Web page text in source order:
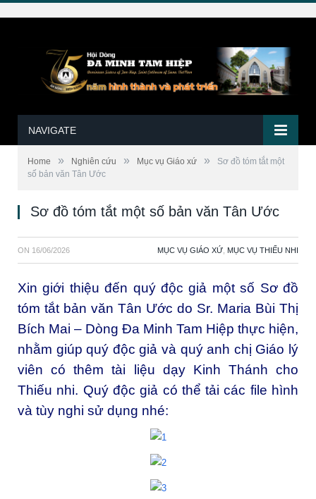
NAVIGATE
Home » Nghiên cứu » Mục vụ Giáo xứ »
Sơ đồ tóm tắt một
số bản văn Tân Ước
Sơ đồ tóm tắt một số bản văn Tân Ước
ON 16/06/2026 MỤC VỤ GIÁO XỨ MỤC VỤ THIẾU NHI
Xin giới thiệu đến quý độc giả một số Sơ đồ
tóm tắt bản văn Tân Ước do Sr. Maria Bùi Thị
Bích Mai – Dòng Đa Minh Tam Hiệp thực hiện,
nhằm giúp quý độc giả và quý anh chị Giáo lý
viên có thêm tài liệu dạy Kinh Thánh cho
Thiếu nhi. Quý độc giả có thể tải các file hình
và tùy nghi sử dụng nhé: